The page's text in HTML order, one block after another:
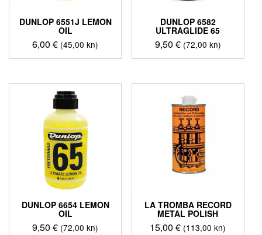
DUNLOP 6551J LEMON
OIL
6,00€ (45,00 kn)
DUNLOP 6582
ULTRAGLIDE 65
9,50 € (72,00 kn)
DUNLOP 6654 LEMON
OIL
9,50€ (72,00 kn)
LA TROMBA RECORD
METAL POLISH
15,00€ (113,00 kn)